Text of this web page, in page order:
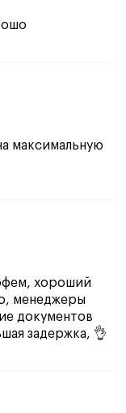
максимальную
хороший
менеджеры
документов
задержка, 👌